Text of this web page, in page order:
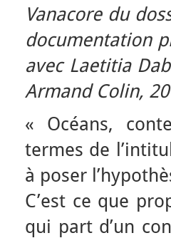
Vanacore du
documentation
avec Laetitia
Armand Colin,
« Océans,
termes de
à poser
C’est ce que
qui part d’un